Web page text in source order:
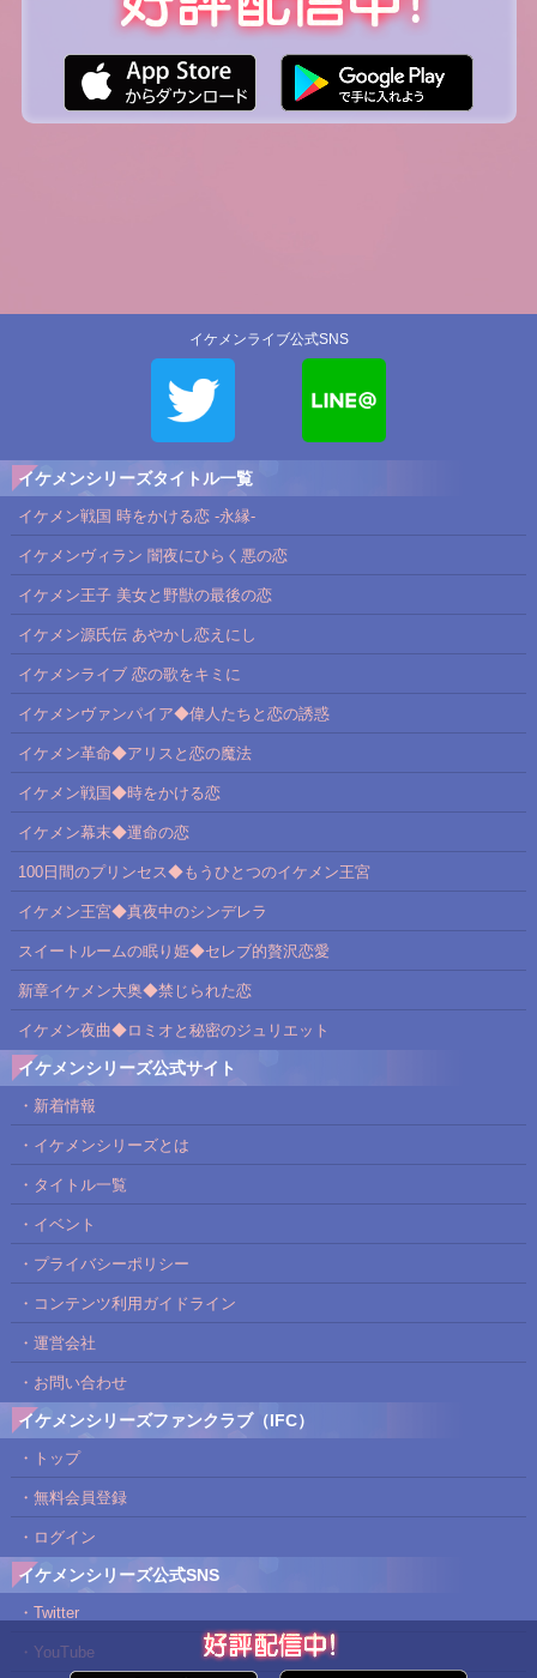
イケメンライブ公式SNS
イケメンシリーズタイトル一覧
イケメン戦国 時をかける恋 -永縁-
イケメンヴィラン 闇夜にひらく悪の恋
イケメン王子 美女と野獣の最後の恋
イケメン源氏伝 あやかし恋えにし
イケメンライブ 恋の歌をキミに
イケメンヴァンパイア◆偉人たちと恋の誘惑
イケメン革命◆アリスと恋の魔法
イケメン戦国◆時をかける恋
イケメン幕末◆運命の恋
100日間のプリンセス◆もうひとつのイケメン王宮
イケメン王宮◆真夜中のシンデレラ
スイートルームの眠り姫◆セレブ的贅沢恋愛
新章イケメン大奥◆禁じられた恋
イケメン夜曲◆ロミオと秘密のジュリエット
イケメンシリーズ公式サイト
・新着情報
・イケメンシリーズとは
・タイトル一覧
・イベント
・プライバシーポリシー
・コンテンツ利用ガイドライン
・運営会社
・お問い合わせ
イケメンシリーズファンクラブ（IFC）
・トップ
・無料会員登録
・ログイン
イケメンシリーズ公式SNS
・Twitter
・YouTube